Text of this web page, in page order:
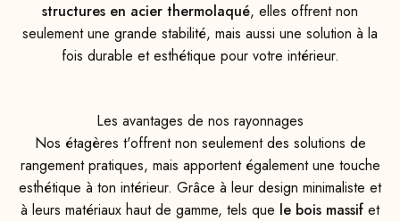
structures en acier thermolaqué, elles offrent non
seulement une grande stabilité, mais aussi une solution à la
fois durable et esthétique pour votre intérieur.
Les avantages de nos rayonnages
Nos étagères t'offrent non seulement des solutions de
rangement pratiques, mais apportent également une touche
esthétique à ton intérieur. Grâce à leur design minimaliste et
à leurs matériaux haut de gamme, tels que le bois massif et